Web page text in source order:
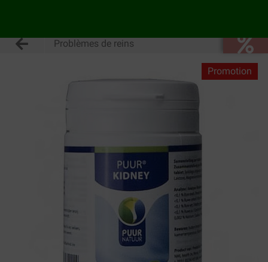
Problèmes de reins
Promotion